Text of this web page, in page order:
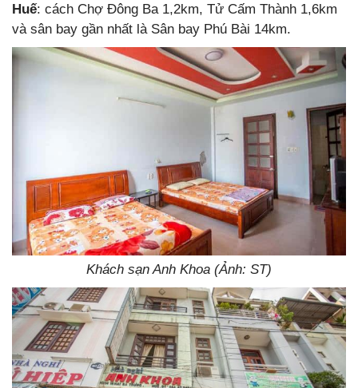
Huế: cách Chợ Đông Ba 1,2km, Tử Cấm Thành 1,6km
và sân bay gần nhất là Sân bay Phú Bài 14km.
Khách sạn Anh Khoa (Ảnh: ST)